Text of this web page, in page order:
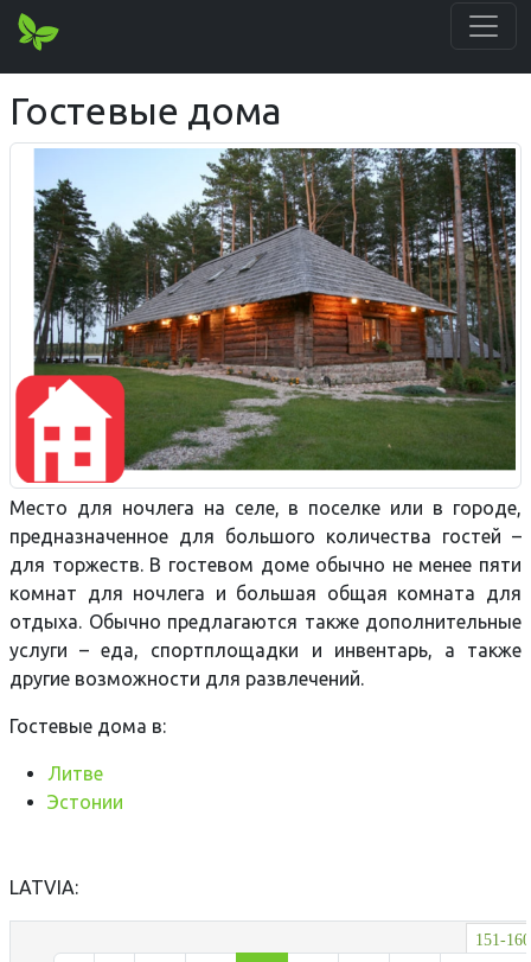
Гостевые дома
Место для ночлега на селе, в поселке или в городе,
предназначенное для большого количества гостей –
для торжеств. В гостевом доме обычно не менее пяти
комнат для ночлега и большая общая комната для
отдыха. Обычно предлагаются также дополнительные
услуги – еда, спортплощадки и инвентарь, а также
другие возможности для развлечений.
Гостевые дома в:
Литве
Эстонии
LATVIA:
151-